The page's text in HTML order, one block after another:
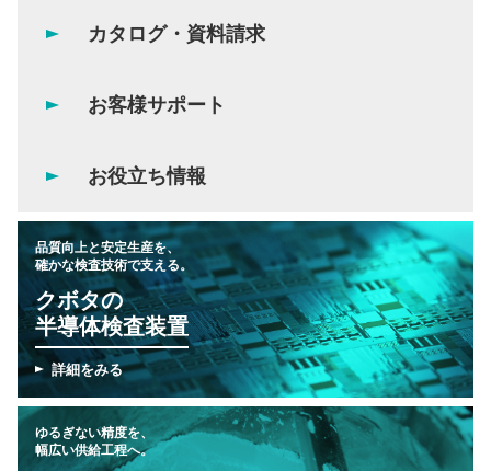
カタログ・資料請求
お客様サポート
お役立ち情報
品質向上と安定生産を、
確かな検査技術で支える。
クボタの
半導体検査装置
詳細をみる
ゆるぎない精度を、
幅広い供給工程へ。